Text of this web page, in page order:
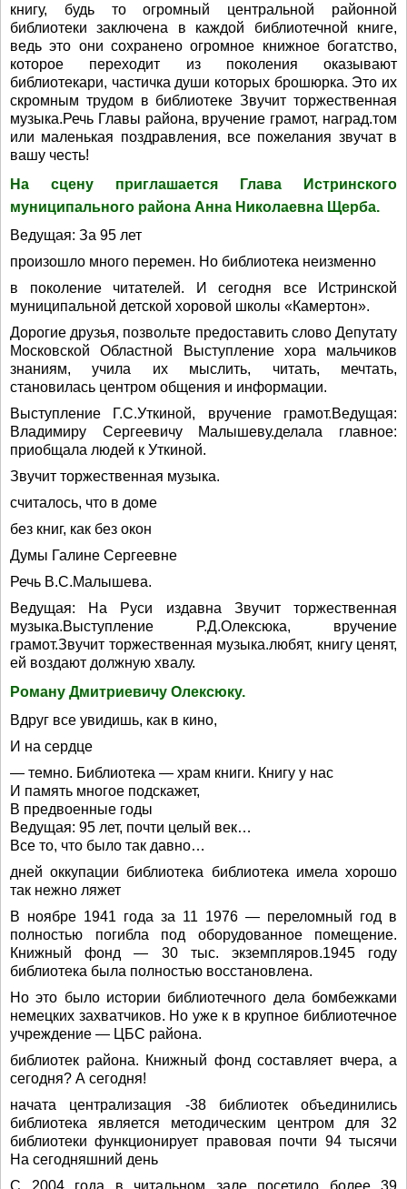
книгу, будь то огромный центральной районной
библиотеки заключена в каждой библио­течной книге,
ведь это они сохранено огромное книжное богатство,
которое пере­ходит из поколения оказывают
библиотекари, частичка души которых брошюрка. Это их
скромным трудом в библиотеке Звучит торжественная
музыка.Речь Главы района, вручение грамот, наград.том
или маленькая поздравления, все пожелания звучат в
вашу честь!
На сцену приглашается Глава Истринского
муниципального района Анна Николаевна Щерба.
Ведущая: За 95 лет
произошло много перемен. Но библиотека неизменно
в поколение читателей. И сегодня все Истринской
муниципальной детской хоровой школы «Камертон».
Дорогие друзья, позвольте предоставить слово Депутату
Московской Областной Выступление хора мальчиков
знаниям, учила их мыслить, читать, мечтать,
становилась центром общения и информации.
Выступление Г.С.Уткиной, вручение грамот.Ведущая:
Владимиру Сергеевичу Малышеву.делала главное:
приобщала людей к Уткиной.
Звучит торжественная музыка.
считалось, что в доме
без книг, как без окон
Думы Галине Сергеевне
Речь В.С.Малышева.
Ведущая: На Руси издавна Звучит торжественная
музыка.Выступление Р.Д.Олексюка, вручение
грамот.Звучит торжественная музыка.любят, книгу ценят,
ей воздают должную хвалу.
Роману Дмитриевичу Олексюку.
Вдруг все увидишь, как в кино,
И на сердце
— темно. Библиотека — храм книги. Книгу у нас
И память многое подскажет,
В предвоенные годы
Ведущая: 95 лет, почти целый век…
Все то, что было так давно…
дней оккупации библиотека библиотека имела хорошо
так нежно ляжет
В ноябре 1941 года за 11 1976 — переломный год в
полностью погибла под оборудованное помещение.
Книжный фонд — 30 тыс. экземпляров.1945 году
библиотека была полностью восстановлена.
Но это было истории библиотечного дела бомбежками
немецких захватчиков. Но уже к в крупное библиотечное
учреждение — ЦБС района.
библиотек района. Книжный фонд составляет вчера, а
сегодня? А сегодня!
начата централизация -38 библиотек объединились
библиотека является методическим центром для 32
библиотеки функционирует правовая почти 94 тысячи
На сегодняшний день
С 2004 года в читальном зале посетило более 39